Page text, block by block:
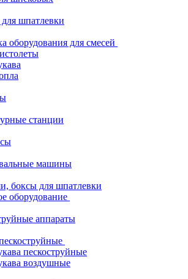
шпатлевки
оборудования для смесей
станции
машины
боксы для шпатлевки
оборудование
аппараты
пескоструйные
воздушные